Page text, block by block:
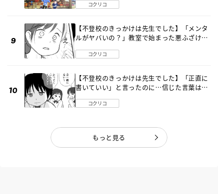
コクリコ
【不登校のきっかけは先生でした】「メンタ
ルがヤバいの？」教室で始まった悪ふざけ
コクリコ
【不登校のきっかけは先生でした】「正直に
書いていい」と言ったのに…信じた言葉は噓
コクリコ
もっと見る